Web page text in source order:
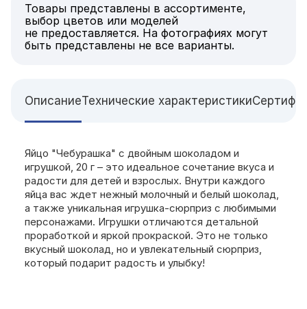
Товары представлены в ассортименте,
выбор цветов или моделей
не предоставляется. На фотографиях могут
быть представлены не все варианты.
ОписаниеТехнические характеристики
Яйцо "Чебурашка" с двойным шоколадом и
игрушкой, 20 г – это идеальное сочетание вкуса и
радости для детей и взрослых. Внутри каждого
яйца вас ждет нежный молочный и белый шоколад,
а также уникальная игрушка-сюрприз с любимыми
персонажами. Игрушки отличаются детальной
проработкой и яркой прокраской. Это не только
вкусный шоколад, но и увлекательный сюрприз,
который подарит радость и улыбку!